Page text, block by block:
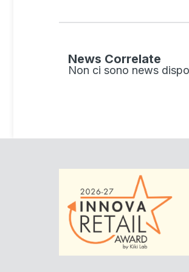
News Correlate
Non ci sono news